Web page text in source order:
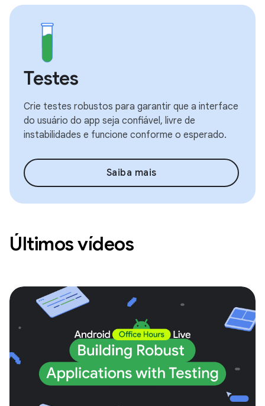
Testes
Crie testes robustos para garantir que a interface
do usuário do app seja confiável, livre de
instabilidades e funcione conforme o esperado.
Saiba mais
Últimos vídeos